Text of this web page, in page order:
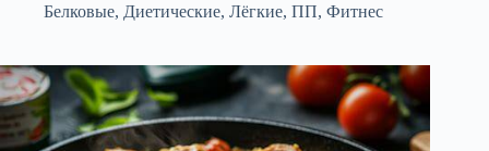
Белковые, Диетические, Лёгкие, ПП, Фитнес